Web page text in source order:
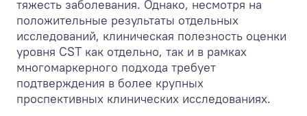
тяжесть заболевания. Однако, несмотря на
положительные результаты отдельных
исследований, клиническая полезность оценки
уровня CST как отдельно, так и в рамках
многомаркерного подхода требует
подтверждения в более крупных
проспективных клинических исследованиях.